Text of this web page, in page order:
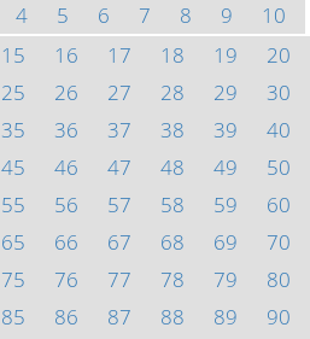
4 5 6 7 8 9
10
15 16 17 18 19
20
25 26 27 28 29
30
35 36 37 38 39
40
45 46 47 48 49
50
55 56 57 58 59
60
65 66 67 68 69
70
75 76 77 78 79
80
85 86 87 88 89
90